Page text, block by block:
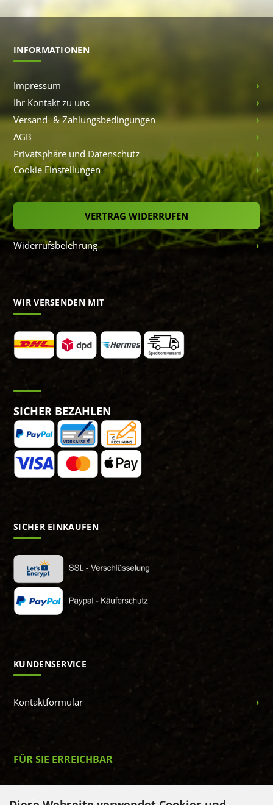
INFORMATIONEN
Impressum
Ihr Kontakt zu uns
Versand- & Zahlungsbedingungen
AGB
Privatsphäre und Datenschutz
Cookie Einstellungen
VERTRAG WIDERRUFEN
Widerrufsbelehrung
WIR VERSENDEN MIT
SICHER BEZAHLEN
SICHER EINKAUFEN
KUNDENSERVICE
Kontaktformular
FÜR SIE ERREICHBAR
Telefon: 08465 17 37 399